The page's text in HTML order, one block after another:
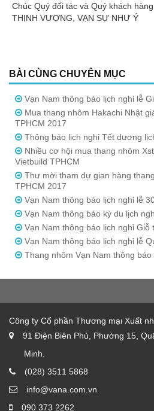
Chúc Quý đối tác và Quý khách
THỊNH VƯỢNG, VẠN SỰ NHƯ Ý
BÀI CÙNG CHUYÊN MỤC
Vạn Nam thông báo lịch nghỉ lễ
Mua thang nhôm Hakachi Nhật
TPHCM 2017
Thông báo lịch nghỉ Tết dương
Nhiều cơ hội mua thang nhôm
Vietbuild TPHCM
Thư mời tham dự gian hàng
TPHCM 2017
Vạn Nam thông báo lịch nghỉ lễ
Vạn Nam thông báo kỳ du lịch
Vạn Nam thông báo lịch nghỉ Giỗ
Vạn Nam thông báo lịch nghỉ lễ
Thang nhôm Vạn Nam thông
Công ty Cổ phần Thương mại Xuất
91 Điện Biên Phủ, Phường 15,
Minh.
(028) 3511 5868
info@vana.com.vn
090 373 2262